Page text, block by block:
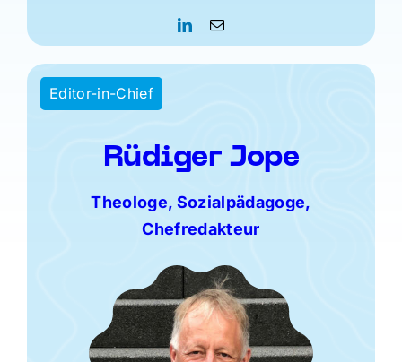
Editor-in-Chief
Rüdiger Jope
Theologe, Sozialpädagoge,
Chefredakteur